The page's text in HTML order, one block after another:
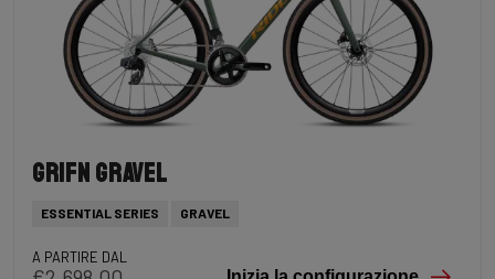
Grifn Gravel
ESSENTIAL SERIES GRAVEL
A PARTIRE DAL